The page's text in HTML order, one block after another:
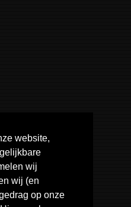
website,
wij
wij (en
op onze